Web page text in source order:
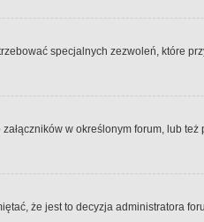
specjalnych zezwoleń, które
w określonym forum, lub
że jest to decyzja administratora